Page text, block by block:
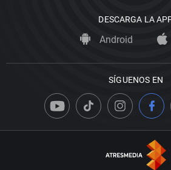
DESCARGA LA
Android
SÍGUENOS EN